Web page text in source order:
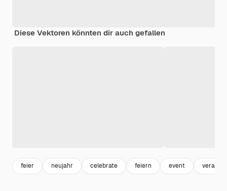
Diese Vektoren könnten dir auch gefallen
feier neujahr celebrate feiern event